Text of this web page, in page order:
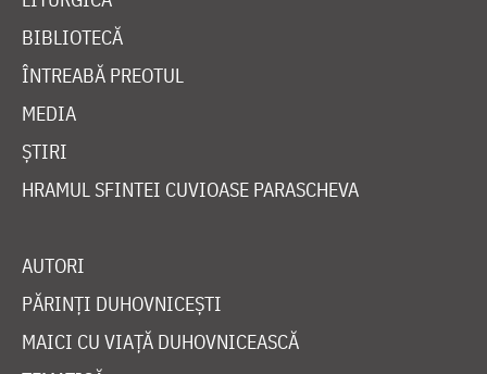
BIBLIOTECĂ
ÎNTREABĂ PREOTUL
MEDIA
ȘTIRI
HRAMUL SFINTEI CUVIOASE PARASCHEVA
AUTORI
PĂRINȚI DUHOVNICEȘTI
MAICI CU VIAȚĂ DUHOVNICEASCĂ